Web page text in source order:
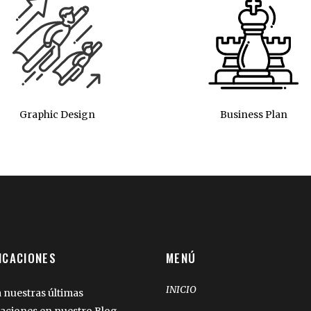
Graphic Design Business Plan
nuestras últimas
MENÚ
INICIO